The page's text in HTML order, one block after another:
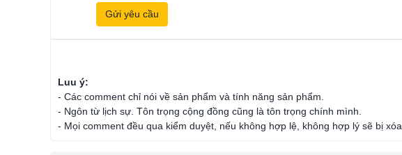
Luu ý:
- Các comment chỉ nói về sản phẩm và tính năng sản phẩm.
- Ngôn từ lịch sự. Tôn trọng cộng đồng cũng là tôn trọng chính mình.
- Mọi comment đều qua kiểm duyệt, nếu không hợp lệ, không hợp lý sẽ bị xóa.